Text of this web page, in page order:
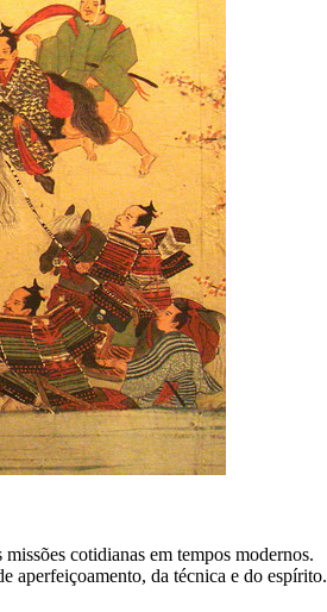
cotidianas em tempos modernos.
aperfeiçoamento, da técnica e do espírito.